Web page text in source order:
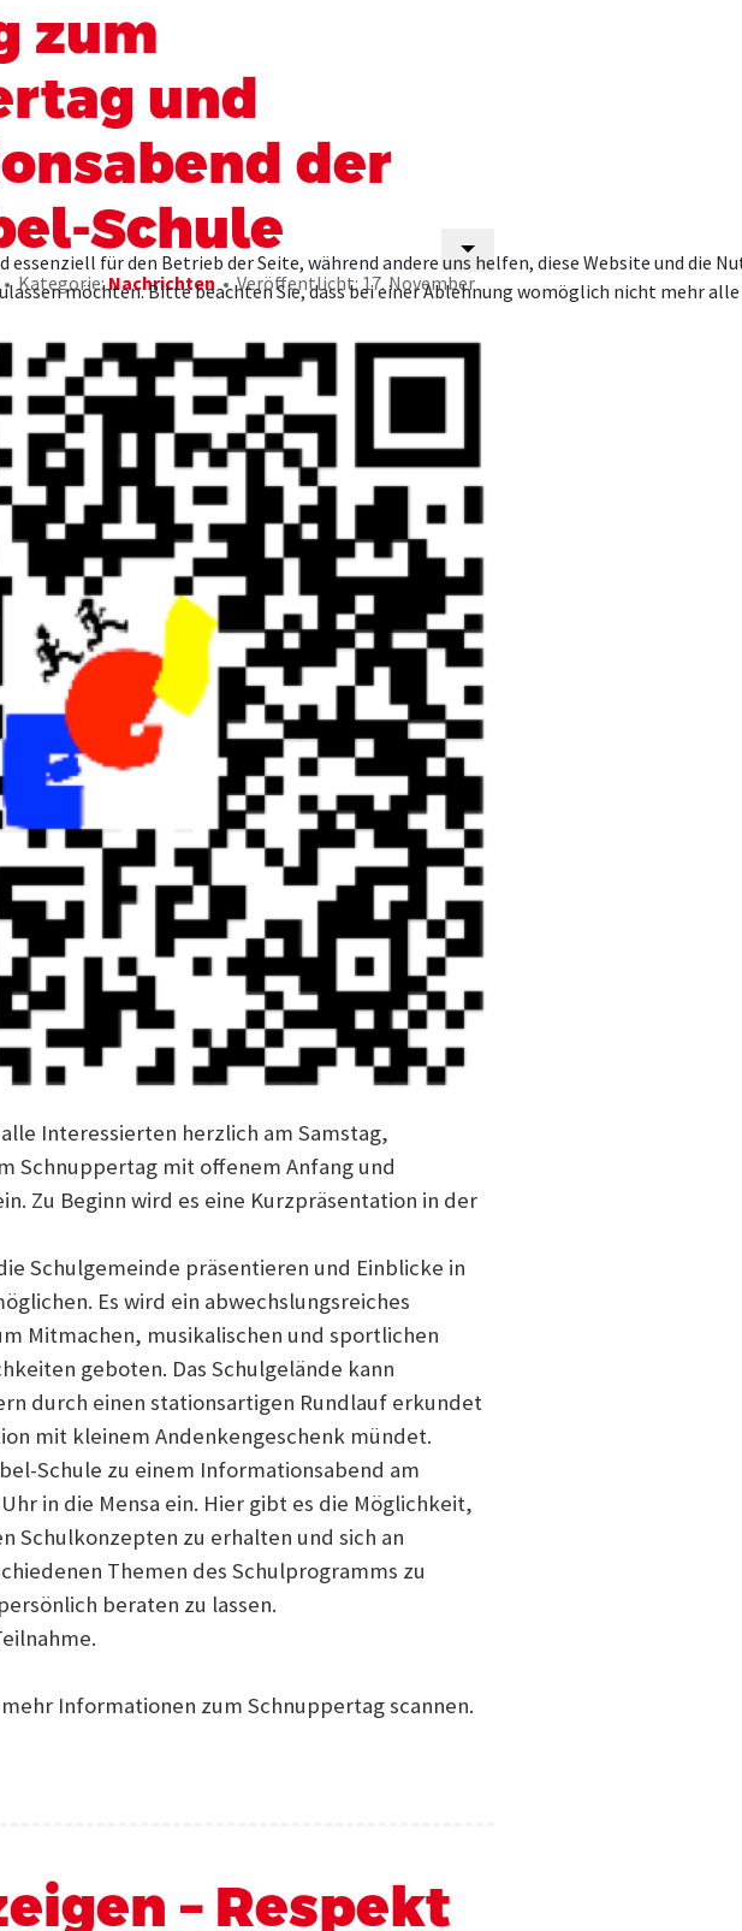
zum
und
der
Schule
Kategorie: Nachrichten
Veröffentlicht: 17. November
Interessierten herzlich am Samstag,
Schnuppertag mit offenem Anfang und
Zu Beginn wird es eine Kurzpräsentation in der
Schulgemeinde präsentieren und Einblicke in
Es wird ein abwechslungsreiches
Mitmachen, musikalischen und sportlichen
geboten. Das Schulgelände kann
durch einen stationsartigen Rundlauf erkundet
mit kleinem Andenkengeschenk mündet.
Schule zu einem Informationsabend am
in die Mensa ein. Hier gibt es die Möglichkeit,
Schulkonzepten zu erhalten und sich an
Themen des Schulprogramms zu
beraten zu lassen.
Informationen zum Schnuppertag scannen.
– Respekt
essenziell für den Betrieb der Seite, während andere uns helfen, diese Website und die
möchten. Bitte beachten Sie, dass bei einer Ablehnung womöglich nicht mehr